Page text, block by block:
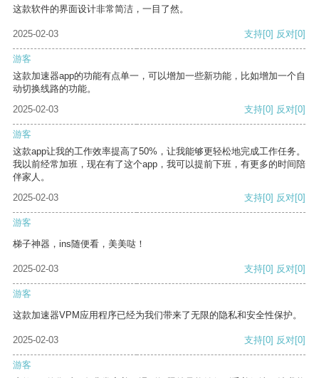
这款软件的界面设计非常简洁，一目了然。
2025-02-03 支持[0] 反对[0]
游客
这款加速器app的功能有点单一，可以增加一些新功能，比如增加一个自
动切换线路的功能。
2025-02-03
支持[0] 反对[0]
游客
这款app让我的工作效率提高了50%，让我能够更轻松地完成工作任务。
我以前经常加班，现在有了这个app，我可以提前下班，有更多的时间陪
伴家人。
2025-02-03
支持[0] 反对[0]
游客
梯子神器，ins随便看，美美哒！
2025-02-03 支持[0] 反对[0]
游客
这款加速器VPM应用程序已经为我们带来了无限的隐私和安全性保护。
2025-02-03 支持[0] 反对[0]
游客